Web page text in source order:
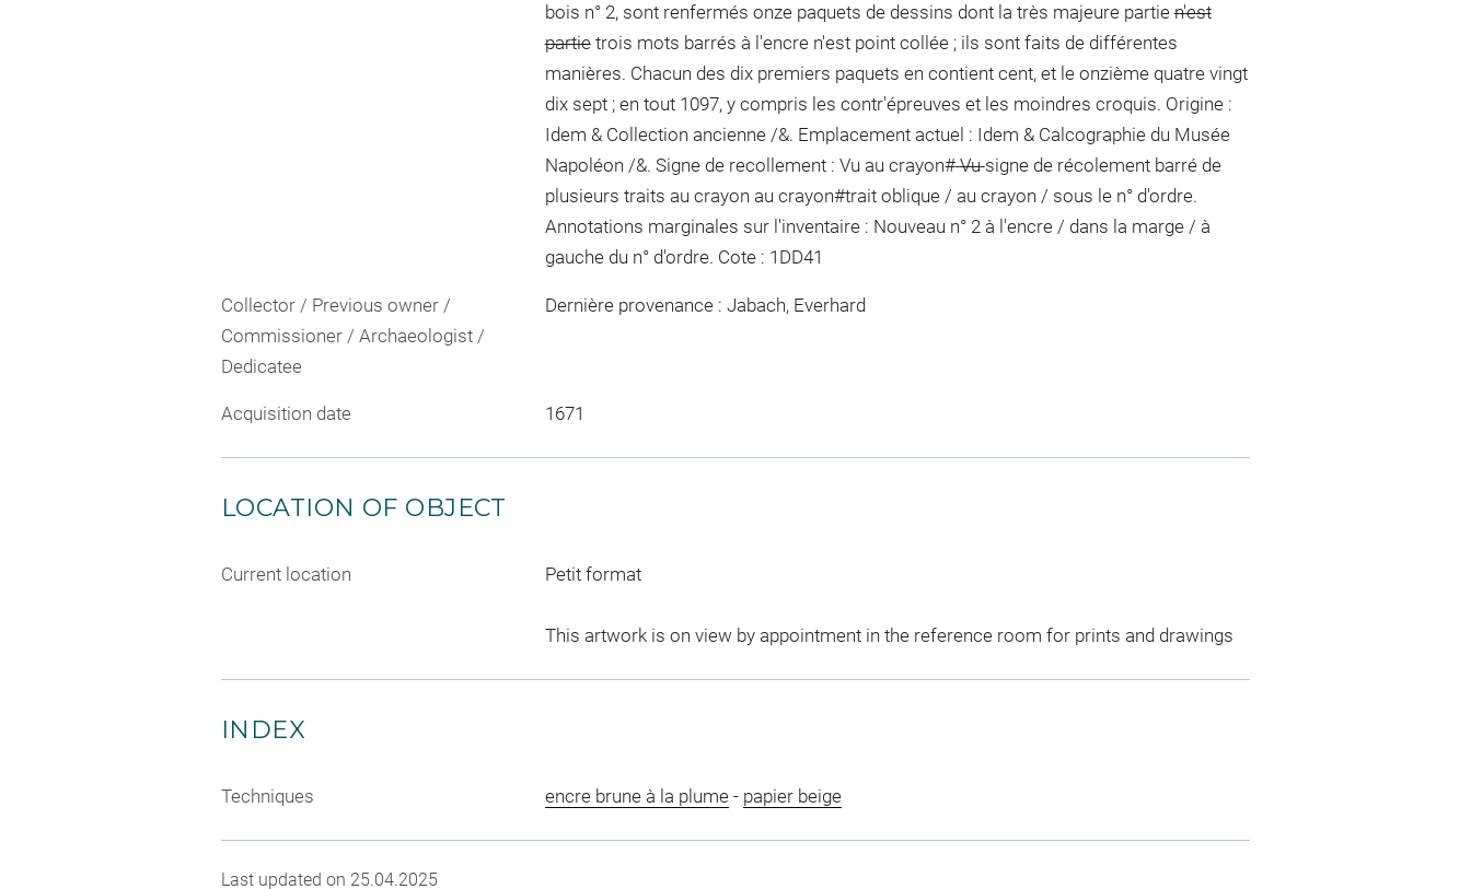
bois n° 2, sont renfermés onze paquets de dessins dont la très majeure partien'est
partie trois mots barrés à l'encren'est point collée ; ils sont faits de différentes
manières. Chacun des dix premiers paquets en contient cent, et le onzième quatre vingt
dix sept ; en tout 1097, y compris les contr'épreuves et les moindres croquis. Origine :
Idem & Collection ancienne /&. Emplacement actuel : Idem & Calcographie du Musée
Napoléon /&. Signe de recollement : Vu au crayon# Vu signe de récolement barré de
plusieurs traits au crayon au crayon#trait oblique / au crayon / sous le n° d'ordre.
Annotations marginales sur l'inventaire : Nouveau n°2 à l'encre / dans la marge / à
gauche du n° d'ordre. Cote : 1DD41
Collector / Previous owner /
Commissioner / Archaeologist /
Dedicatee
Dernière provenance : Jabach, Everhard
Acquisition date 1671
LOCATION OF OBJECT
Current location Petit format
This artwork is on view by appointment in the reference room for prints and drawings
INDEX
Techniques encre brune à la plume- papier beige
Last updated on 25.04.2025